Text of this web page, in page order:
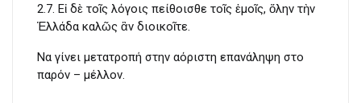
2.7. Εἰ δὲ τοῖς λόγοις πείθοισθε τοῖς ἐμοῖς, ὅλην τὴν
Ἑλλάδα καλῶς ἂν διοικοῖτε.
Να γίνει μετατροπή στην αόριστη επανάληψη στο
παρόν – μέλλον.